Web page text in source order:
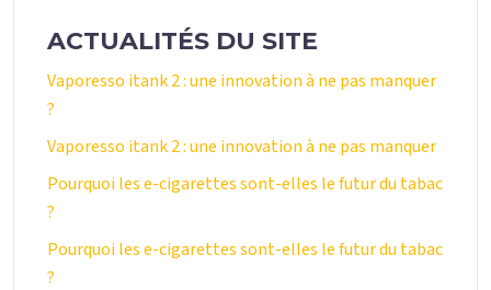
ACTUALITÉS DU SITE
Vaporesso itank 2 : une innovation à ne pas manquer
?
Vaporesso itank 2 : une innovation à ne pas manquer
Pourquoi les e-cigarettes sont-elles le futur du tabac
?
Pourquoi les e-cigarettes sont-elles le futur du tabac
?